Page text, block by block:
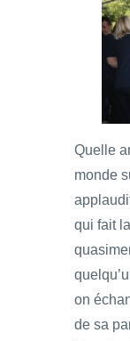
Quelle
monde
qui fait
on
de sa